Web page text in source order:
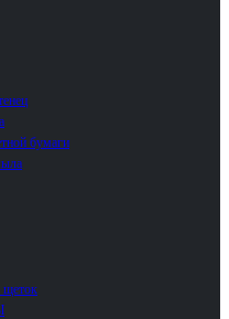
бумаги
щеток